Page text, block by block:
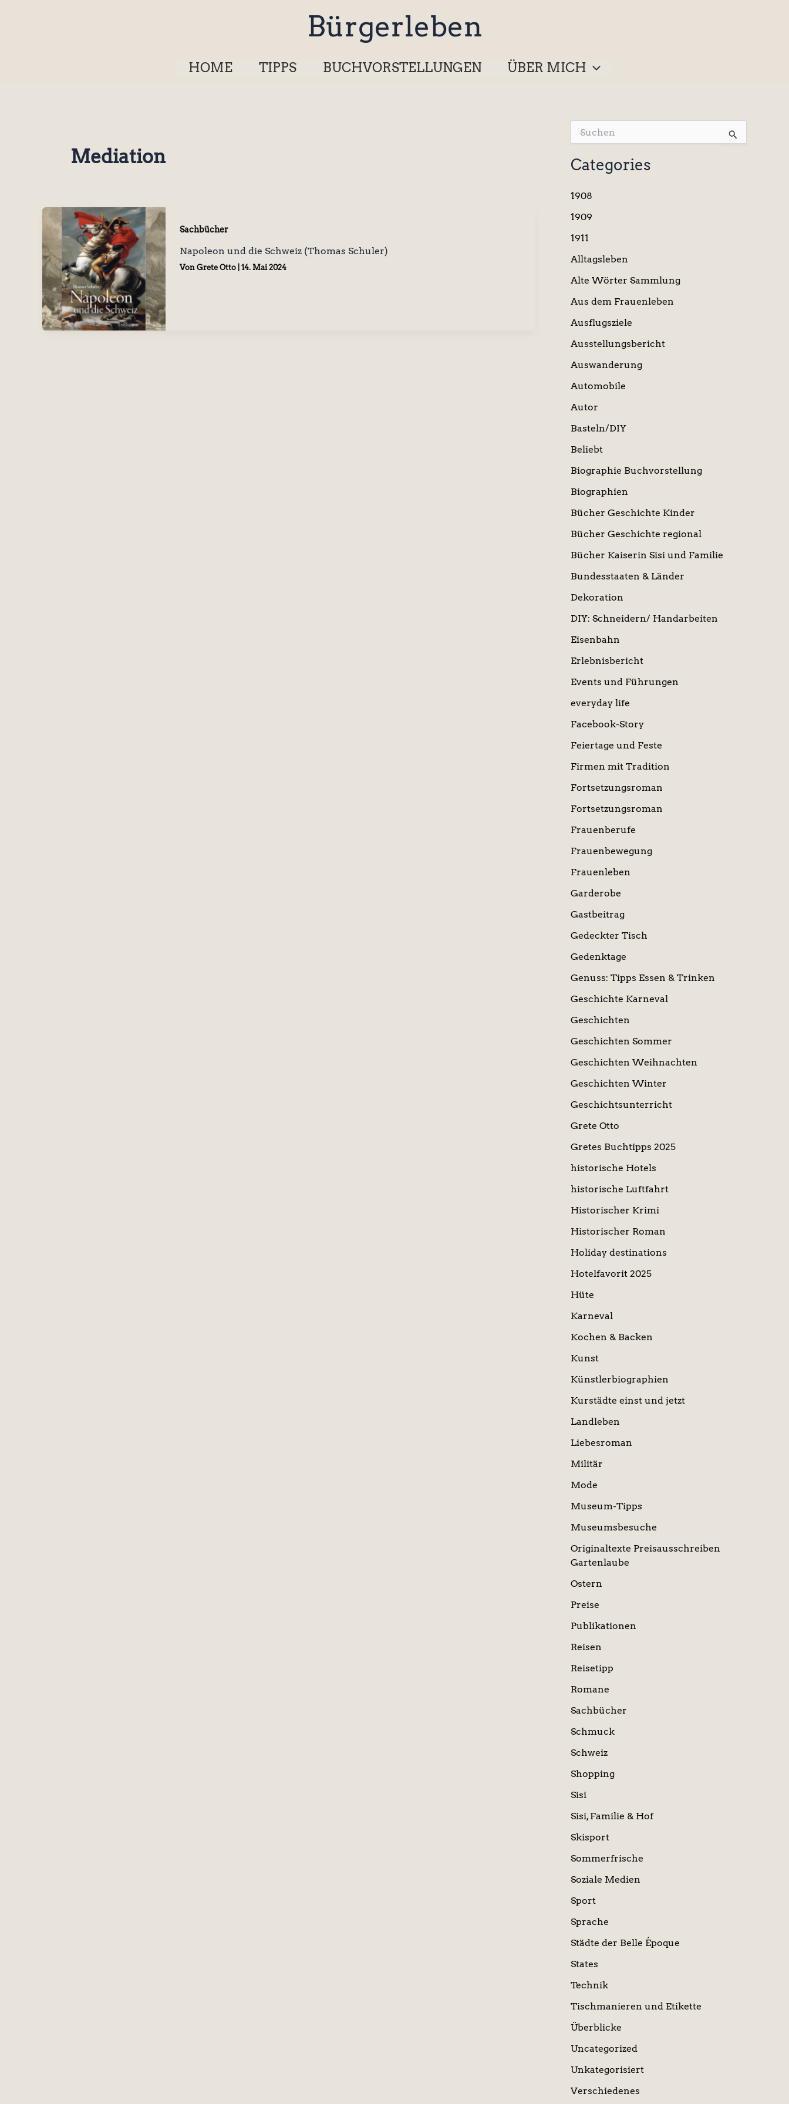
Bürgerleben
HOME TIPPS BUCHVORSTELLUNGEN ÜBER MICH
Mediation
Sachbücher
Napoleon und die Schweiz (Thomas Schuler)
Von Grete Otto 14. Mai 2024
u
c
h
n
a
h
Categories
1908
1909
1911
Alltagsleben
Alte Wörter Sammlung
Aus dem Frauenleben
Ausflugsziele
Ausstellungsbericht
Auswanderung
Automobile
Autor
Basteln/DIY
Beliebt
Biographie Buchvorstellung
Biographien
Bücher Geschichte Kinder
Bücher Geschichte regional
Bücher Kaiserin Sisi und Familie
Bundesstaaten & Länder
Dekoration
DIY: Schneidern/ Handarbeiten
Eisenbahn
Erlebnisbericht
Events und Führungen
everyday life
Facebook-Story
Feiertage und Feste
Firmen mit Tradition
Fortsetzungsroman
Fortsetzungsroman
Frauenberufe
Frauenbewegung
Frauenleben
Garderobe
Gastbeitrag
Gedeckter Tisch
Gedenktage
Genuss: Tipps Essen & Trinken
Geschichte Karneval
Geschichten
Geschichten Sommer
Geschichten Weihnachten
Geschichten Winter
Geschichtsunterricht
Grete Otto
Gretes Buchtipps 2025
historische Hotels
historische Luftfahrt
Historischer Krimi
Historischer Roman
Holiday destinations
Hotelfavorit 2025
Hüte
Karneval
Kochen & Backen
Kunst
Künstlerbiographien
Kurstädte einst und jetzt
Landleben
Liebesroman
Militär
Mode
Museum-Tipps
Museumsbesuche
Originaltexte Preisausschreiben
Gartenlaube
Ostern
Preise
Publikationen
Reisen
Reisetipp
Romane
Sachbücher
Schmuck
Schweiz
Shopping
Sisi
Sisi, Familie & Hof
Skisport
Sommerfrische
Soziale Medien
Sport
Sprache
Städte der Belle Époque
States
Technik
Tischmanieren und Etikette
Überblicke
Uncategorized
Unkategorisiert
Verschiedenes